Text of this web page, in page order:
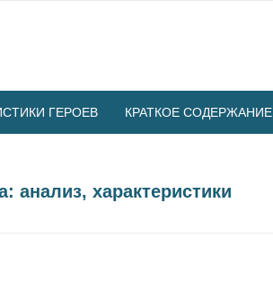
ГЕРОЕВ КРАТКОЕ СОДЕРЖАНИЕ
анализ, характеристики